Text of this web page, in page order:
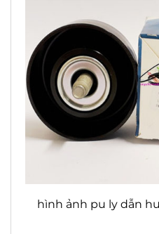
hình ảnh pu ly dẫn